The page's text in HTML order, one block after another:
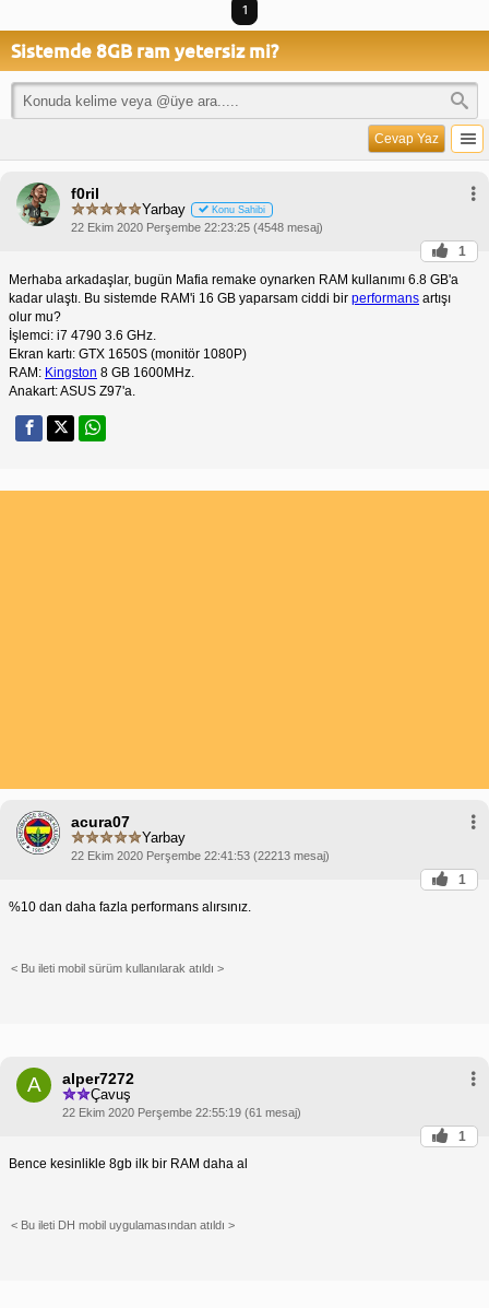
1
Sistemde 8GB ram yetersiz mi?
Cevap Yaz
f0ril
Yarbay Konu Sahibi
22 Ekim 2020 Perşembe 22:23:25 (4548 mesaj)
1
Merhaba arkadaşlar, bugün Mafia remake oynarken RAM kullanımı 6.8 GB'a
kadar ulaştı. Bu sistemde RAM'i 16 GB yaparsam ciddi bir performans artışı
olur mu?
İşlemci: i7 4790 3.6 GHz.
Ekran kartı: GTX 1650S (monitör 1080P)
RAM: Kingston 8 GB 1600MHz.
Anakart: ASUS Z97'a.
acura07
Yarbay
22 Ekim 2020 Perşembe 22:41:53 (22213 mesaj)
1
%10 dan daha fazla performans alırsınız.
< Bu ileti mobil sürüm kullanılarak atıldı >
A alper7272
Çavuş
22 Ekim 2020 Perşembe 22:55:19 (61 mesaj)
1
Bence kesinlikle 8gb ilk bir RAM daha al
< Bu ileti DH mobil uygulamasından atıldı >